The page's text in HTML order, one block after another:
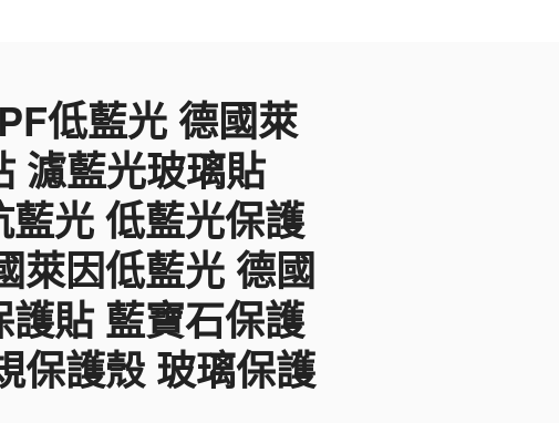
低藍光 德國萊
濾藍光玻璃貼
光 低藍光保護
萊因低藍光 德國
貼 藍寶石保護
保護殼 玻璃保護